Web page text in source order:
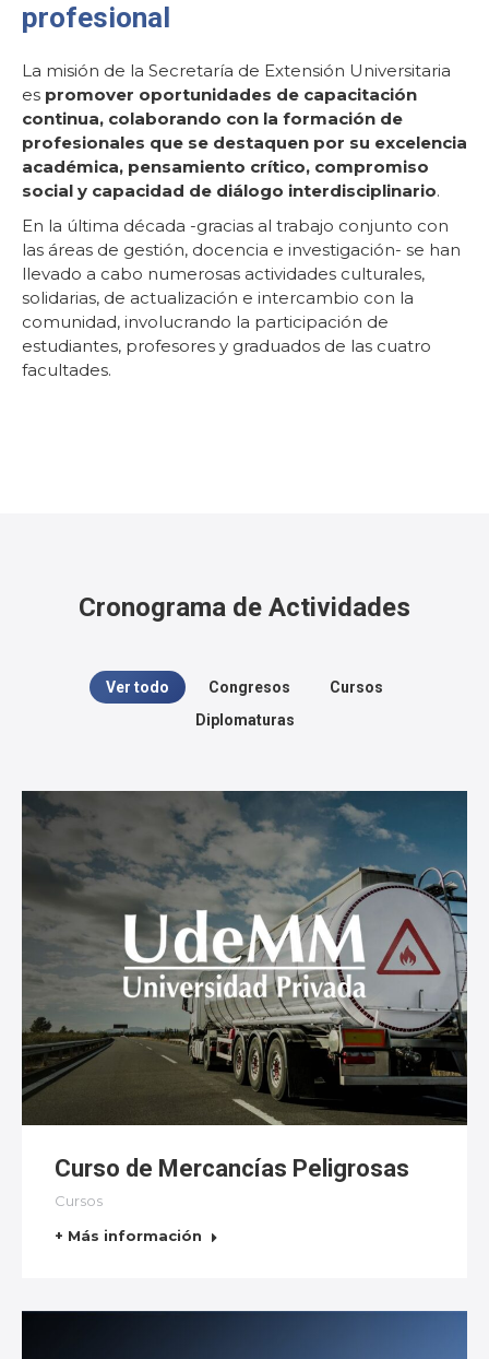
profesional
La misión de la Secretaría de Extensión Universitaria
es promover oportunidades de capacitación
continua, colaborando con la formación de
profesionales que se destaquen por su excelencia
académica, pensamiento crítico, compromiso
social y capacidad de diálogo interdisciplinario.
En la última década -gracias al trabajo conjunto con
las áreas de gestión, docencia e investigación- se han
llevado a cabo numerosas actividades culturales,
solidarias, de actualización e intercambio con la
comunidad, involucrando la participación de
estudiantes, profesores y graduados de las cuatro
facultades.
Cronograma de Actividades
Ver todo Congresos
Cursos
Diplomaturas
Curso de Mercancías Peligrosas
Cursos
+ Más información